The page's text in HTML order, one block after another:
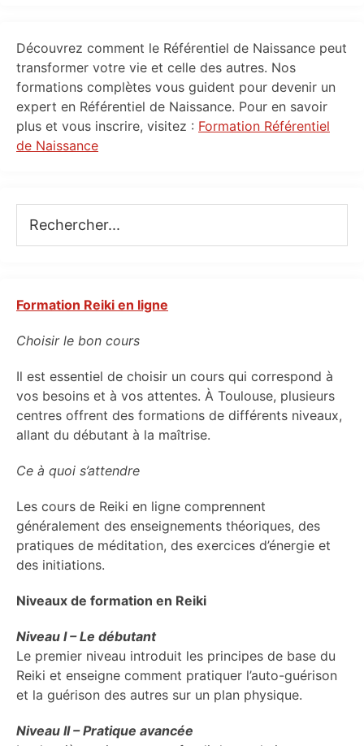
Primary
Sidebar
Découvrez comment le Référentiel de Naissance peut
transformer votre vie et celle des autres. Nos
formations complètes vous guident pour devenir un
expert en Référentiel de Naissance. Pour en savoir
plus et vous inscrire, visitez : Formation Référentiel
de Naissance
Formation Reiki en ligne
Choisir le bon cours
Il est essentiel de choisir un cours qui correspond à
vos besoins et à vos attentes. À Toulouse, plusieurs
centres offrent des formations de différents niveaux,
allant du débutant à la maîtrise.
Ce à quoi s’attendre
Les cours de Reiki en ligne comprennent
généralement des enseignements théoriques, des
pratiques de méditation, des exercices d’énergie et
des initiations.
Niveaux de formation en Reiki
Niveau I – Le débutant
Le premier niveau introduit les principes de base du
Reiki et enseigne comment pratiquer l’auto-guérison
et la guérison des autres sur un plan physique.
Niveau II – Pratique avancée